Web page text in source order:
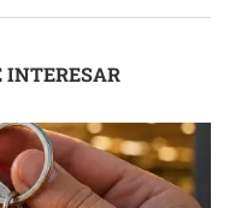
INTERESAR